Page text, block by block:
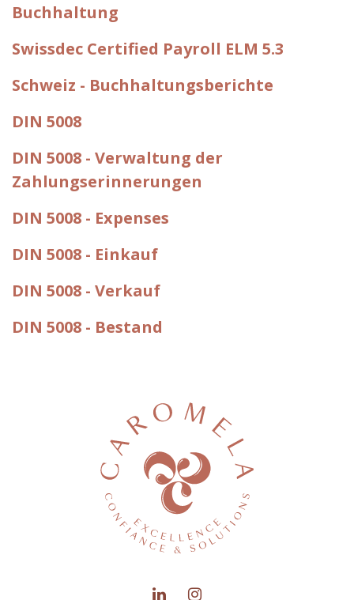
Buchhaltung
Swissdec Certified Payroll ELM 5.3
Schweiz - Buchhaltungsberichte
DIN 5008
DIN 5008 - Verwaltung der
Zahlungserinnerungen
DIN 5008 - Expenses
DIN 5008 - Einkauf
DIN 5008 - Verkauf
DIN 5008 - Bestand